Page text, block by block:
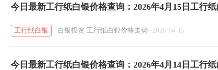
今日最新工行纸白银价格查询：2026年4月15日工行
工行纸白银 白银投资 工行纸白银价格走势 · 2026-04-15
今日最新工行纸白银价格查询：2026年4月14日工行